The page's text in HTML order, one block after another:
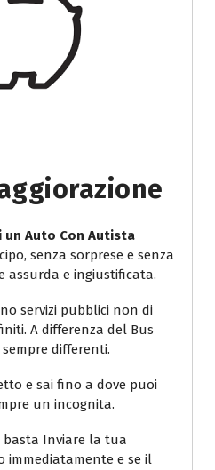
un Auto Con Autista
senza sorprese e senza
assurda e ingiustificata.
servizi pubblici non di
A differenza del Bus
differenti.
e sai fino a dove puoi
un incognita.
basta Inviare la tua
immediatamente e se il